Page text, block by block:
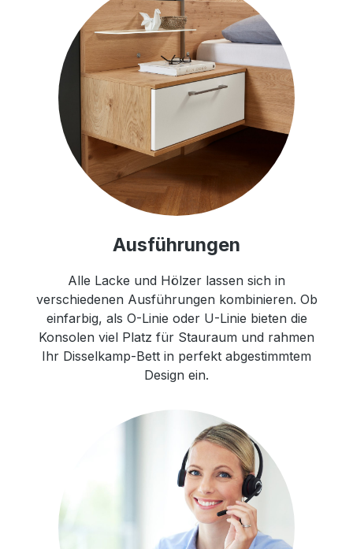
Ausführungen
Alle Lacke und Hölzer lassen sich in
verschiedenen Ausführungen kombinieren. Ob
einfarbig, als O-Linie oder U-Linie bieten die
Konsolen viel Platz für Stauraum und rahmen
Ihr Disselkamp-Bett in perfekt abgestimmtem
Design ein.